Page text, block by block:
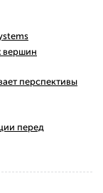
вершин
перспективы
перед